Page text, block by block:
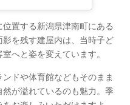
置する新潟県津南町にある
影を残す建屋内は、当時子ど
へと姿を変えています。
ドや体育館などもそのまま
が溢れているのも魅力。季